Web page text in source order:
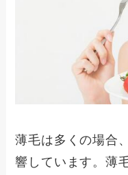
薄毛は多くの場合
響しています。薄